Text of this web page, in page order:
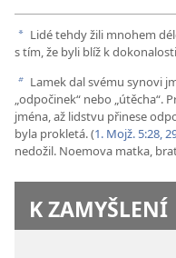
a Lidé tehdy žili mnohem
s tím, že byli blíž k
b Lamek dal svému synovi
„odpočinek“ nebo „útěcha“.
jména, až lidstvu přinese
byla prokletá. (1. Mojž. 5:28,
nedožil. Noemova matka,
K ZAMYŠLENÍ